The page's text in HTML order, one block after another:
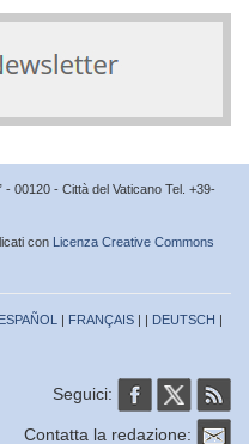
00120 - Città del Vaticano Tel. +39-
con Licenza Creative Commons
ESPAÑOL | FRANÇAIS | | DEUTSCH |
Seguici:
Contatta la redazione: